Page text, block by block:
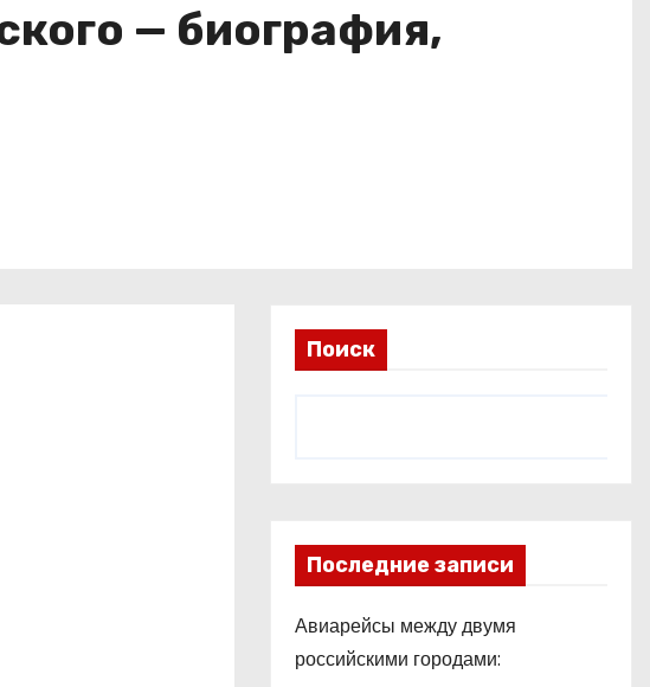
— биография,
Поиск
Последние записи
Авиарейсы между двумя
российскими городами: